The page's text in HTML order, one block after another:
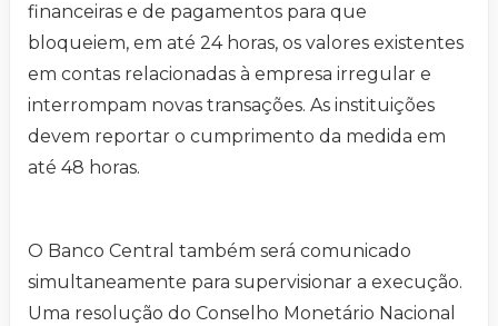
financeiras e de pagamentos para que
bloqueiem, em até 24 horas, os valores existentes
em contas relacionadas à empresa irregular e
interrompam novas transações. As instituições
devem reportar o cumprimento da medida em
até 48 horas.
O Banco Central também será comunicado
simultaneamente para supervisionar a execução.
Uma resolução do Conselho Monetário Nacional